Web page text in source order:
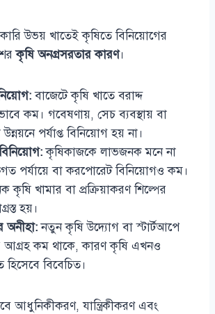
উভয় খাতেই কৃষিতে বিনিয়োগের
কৃষি অনগ্রসরতার কারণ।
বাজেটে কৃষি খাতে বরাদ্দ
কম। গবেষণায়, সেচ ব্যবস্থায় বা
পর্যাপ্ত বিনিয়োগ হয় না।
কৃষিকাজকে লাভজনক মনে না
পর্যায়ে বা করপোরেট বিনিয়োগও কম।
খামার বা প্রক্রিয়াকরণ শিল্পের
হয়।
অনীহা:নতুন কৃষি উদ্যোগ বা স্টার্টআপে
আগ্রহ কম থাকে, কারণ কৃষি এখনও
হিসেবে বিবেচিত।
আধুনিকীকরণ, যান্ত্রিকীকরণ এবং